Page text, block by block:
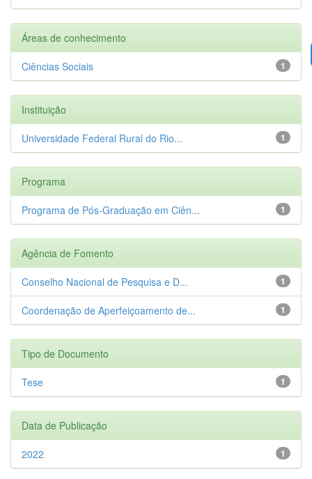
Áreas de conhecimento
1
Ciências Sociais
Instituição
1
Universidade Federal Rural do Rio...
Programa
1
Programa de Pós-Graduação em Ciên...
Agência de Fomento
1
Conselho Nacional de Pesquisa e D...
1
Coordenação de Aperfeiçoamento de...
Tipo de Documento
1
Tese
Data de Publicação
1
2022